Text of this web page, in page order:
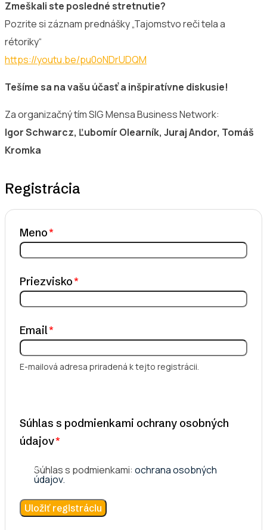
Zmeškali ste posledné stretnutie?
Pozrite si záznam prednášky „Tajomstvo reči tela a
rétoriky“
https://youtu.be/pu0oNDrUDQM
Tešíme sa na vašu účasť a inšpiratívne diskusie!
Za organizačný tím SIG Mensa Business Network:
Igor Schwarcz, Ľubomír Olearník, Juraj Andor, Tomáš
Kromka
Registrácia
Meno
Priezvisko
Email
E-mailová adresa priradená k tejto registrácii.
Súhlas s podmienkami ochrany osobných
údajov
Súhlas s podmienkami: ochrana osobných
údajov.